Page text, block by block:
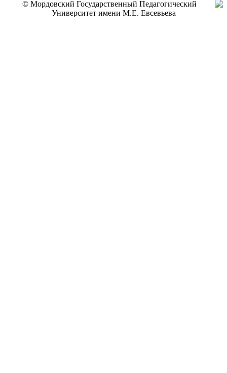
© Мордовский Государственный Педагогический
Университет имени М.Е. Евсевьева